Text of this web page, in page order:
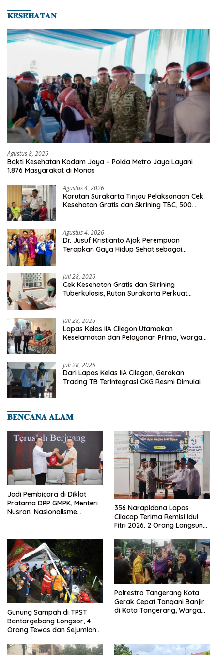
𝐊𝐄𝐒𝐄𝐇𝐀𝐓𝐀𝐍
Agustus 8, 2026
Bakti Kesehatan Kodam Jaya – Polda Metro Jaya Layani
1.876 Masyarakat di Monas
Agustus 4, 2026
Karutan Surakarta Tinjau Pelaksanaan Cek
Kesehatan Gratis dan Skrining TBC, 500
Agustus 4, 2026
Dr. Jusuf Kristianto Ajak Perempuan
Terapkan Gaya Hidup Sehat sebagai
Juli 28, 2026
Cek Kesehatan Gratis dan Skrining
Tuberkulosis, Rutan Surakarta Perkuat
Juli 28, 2026
Lapas Kelas IIA Cilegon Utamakan
Keselamatan dan Pelayanan Prima, Warga
Juli 28, 2026
Dari Lapas Kelas IIA Cilegon, Gerakan
Tracing TB Terintegrasi CKG Resmi Dimulai
𝐁𝐄𝐍𝐂𝐀𝐍𝐀 𝐀𝐋𝐀𝐌
Jadi Pembicara di Diklat
Pratama DPP GMPK, Menteri
Nusron: Nasionalisme
356 Narapidana Lapas
Cilacap Terima Remisi Idul
Fitri 2026. 2 Orang Langsung
Gunung Sampah di TPST
Bantargebang Longsor, 4
Orang Tewas dan Sejumlah
Polrestro Tangerang Kota
Gerak Cepat Tangani Banjir
di Kota Tangerang, Warga